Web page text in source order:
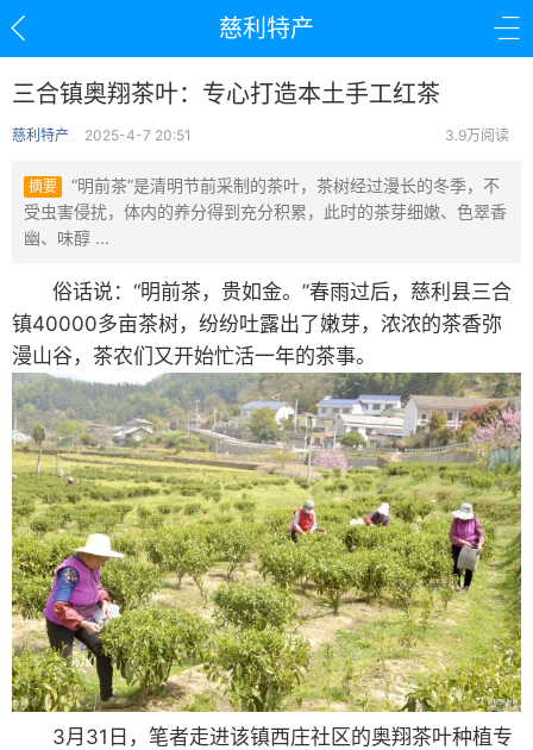
慈利特产
三合镇奥翔茶叶：专心打造本土手工红茶
慈利特产 2025-4-7 20:51 3.9万阅读
摘要
“明前茶”是清明节前采制的茶叶，茶树经过漫长的冬季，不
受虫害侵扰，体内的养分得到充分积累，此时的茶芽细嫩、色翠香
幽、味醇 ...
俗话说：“明前茶，贵如金。”春雨过后，慈利县三合
镇40000多亩茶树，纷纷吐露出了嫩芽，浓浓的茶香弥
漫山谷，茶农们又开始忙活一年的茶事。
3月31日，笔者走进该镇西庄社区的奥翔茶叶种植专